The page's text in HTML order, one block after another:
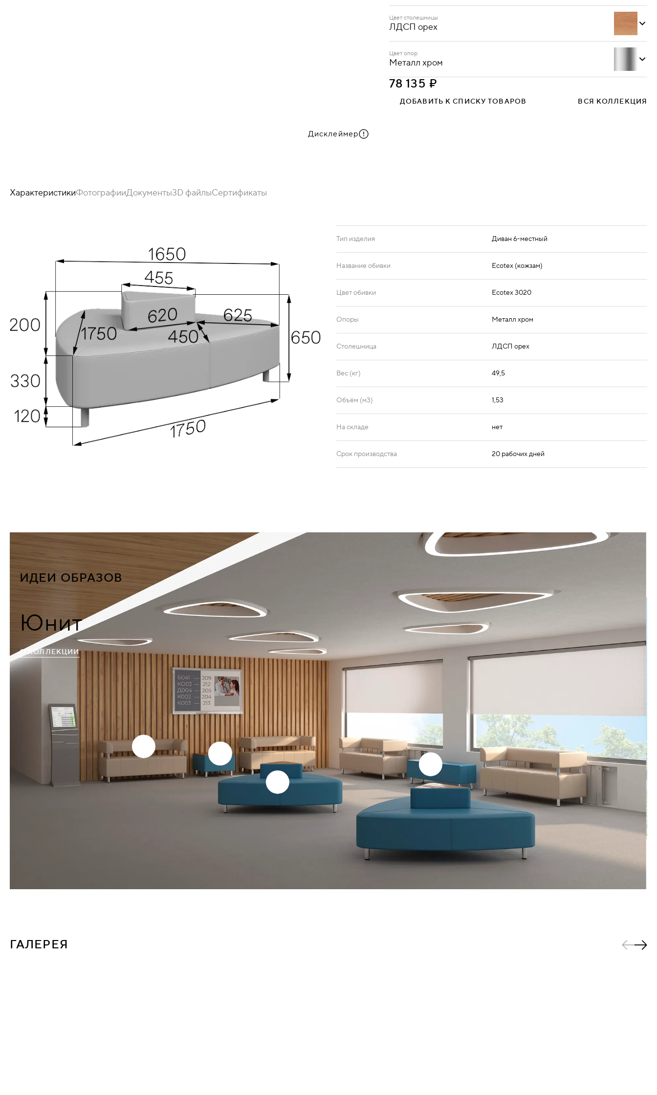
ФЛАГМАН
Дисклеймер
Ecotex 3020
Цвет столешницы
ЛДСП орех
ЛДСП орех
Цвет опор
Металл хром
Металл хром
78 135 ₽
ДОБАВИТЬ К СПИСКУ ТОВАРОВ ВСЯ КОЛЛЕКЦИЯ
ХарактеристикиФотографииДокументы3D файлыСертификаты
Тип изделия Диван 6-местный
Название обивки Ecotex (кожзам)
Цвет обивки Ecotex 3020
Опоры Металл хром
Столешница ЛДСП орех
Вес (кг) 49,5
Объём (м3) 1,53
На складе нет
Срок производства 20 рабочих дней
ИДЕИ ОБРАЗОВ
Юнит
О КОЛЛЕКЦИИ
ГАЛЕРЕЯ